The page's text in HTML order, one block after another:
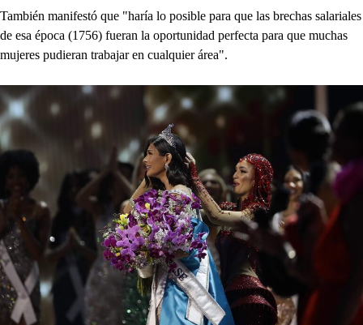
También manifestó que "haría lo posible para que las brechas salariales
de esa época (1756) fueran la oportunidad perfecta para que muchas
mujeres pudieran trabajar en cualquier área".